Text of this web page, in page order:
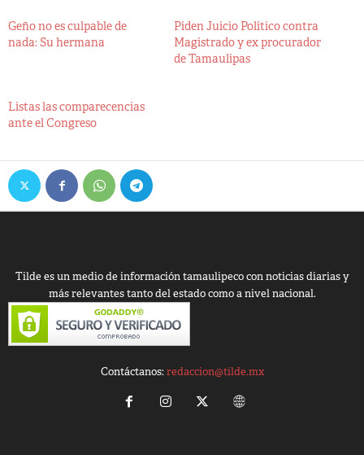
Geño no es culpable de
nada: Su hermana
Piden Juicio Político contra
Magistrado y ex procurador
de Tamaulipas
Listas las comparecencias
ante el Congreso
Tilde es un medio de información tamaulipeco con noticias diarias y
más relevantes tanto del estado como a nivel nacional.
Contáctanos:redaccion@tilde.mx